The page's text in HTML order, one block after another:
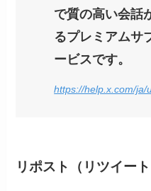
で質の高い会話
るプレミアムサ
ービスです。
https://help.x.com/ja/
リポスト（リツイート